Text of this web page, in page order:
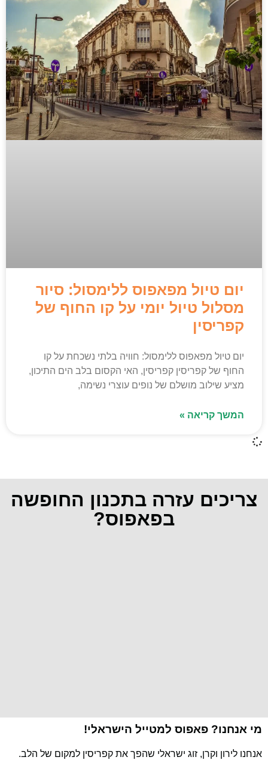
יום טיול מפאפוס ללימסול: סיור
מסלול טיול יומי על קו החוף של
קפריסין
יום טיול מפאפוס ללימסול: חוויה בלתי נשכחת על קו
החוף של קפריסין קפריסין, האי הקסום בלב הים התיכון,
מציע שילוב מושלם של נופים עוצרי נשימה,
המשך קריאה »
צריכים עזרה בתכנון החופשה
בפאפוס?
מי אנחנו? פאפוס למטייל הישראלי!
אנחנו לירון וקרן, זוג ישראלי שהפך את קפריסין למקום של הלב.